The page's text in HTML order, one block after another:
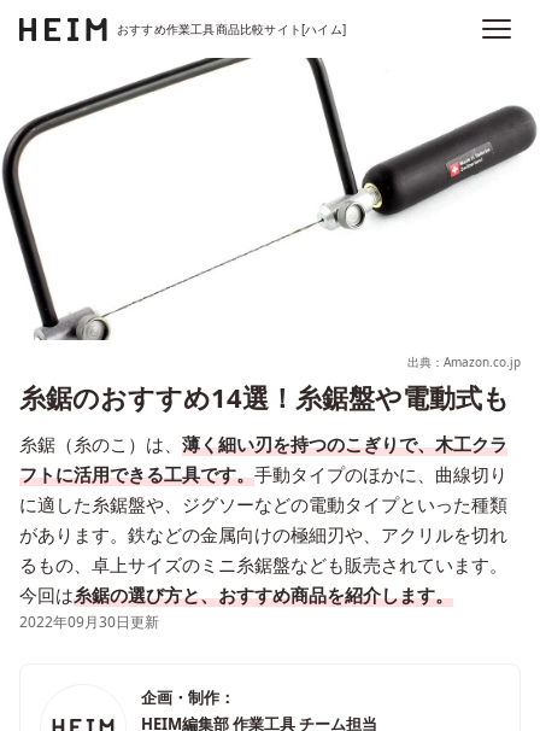
おすすめ作業工具商品比較サイト[ハイム]
出典：Amazon.co.jp
糸鋸のおすすめ14選！糸鋸盤や電動式も
糸鋸（糸のこ）は、 薄く細い刃を持つのこぎりで、木工クラ
フトに活用できる工具です。手動タイプのほかに、曲線切り
に適した糸鋸盤や、ジグソーなどの電動タイプといった種類
があります。鉄などの金属向けの極細刃や、アクリルを切れ
るもの、卓上サイズのミニ糸鋸盤なども販売されています。
今回は糸鋸の選び方と、おすすめ商品を紹介します。
2022年09月30日更新
企画・制作：
HEIM編集部 作業工具 チーム担当